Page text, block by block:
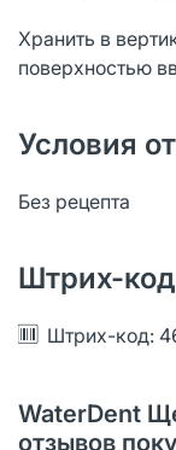
Хранить в
поверхностью
Условия
Без рецепта
Штрих-
Штрих-код:
WaterDent
отзывов